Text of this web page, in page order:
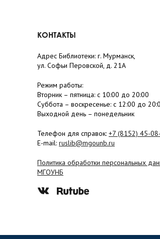
КОНТАКТЫ
Адрес Библиотеки: г. Мурманск,
ул. Софьи Перовской, д. 21А
Режим работы:
Вторник – пятница: с 10:00 до 20:00
Суббота – воскресенье: c 12:00 до
Выходной день – понедельник
Телефон для справок: +7 (8152) 45-
E-mail: ruslib@mgounb.ru
Политика обработки персональных
МГОУНБ